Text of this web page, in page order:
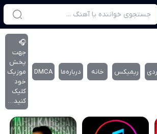
ریمیکس خانه درباره‌‌ما DMCA
🎧
جهت
پخش
موزیک
خود
کلیک
کنید…